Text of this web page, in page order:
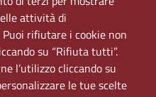
attività di
rifiutare i cookie non
su “Rifiuta tutti”.
l’utilizzo cliccando su
le tue scelte